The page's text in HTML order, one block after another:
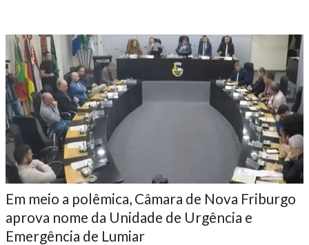
Em meio a polêmica, Câmara de Nova Friburgo
aprova nome da Unidade de Urgência e
Emergência de Lumiar